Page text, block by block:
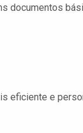
documentos
eficiente e